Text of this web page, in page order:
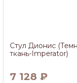
Стул Дионис
ткань-Imperator)
7 128 ₽